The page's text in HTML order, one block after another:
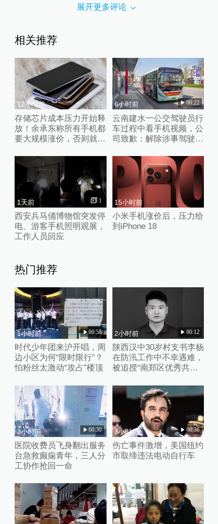
展开更多评论
相关推荐
12小时前
存储芯片成本压力开始释
放！余承东称所有手机都
要大规模涨价，否则就是
6小时前 00:22
云南建水一公交驾驶员行
车过程中看手机视频，公
司致歉：解除涉事驾驶员
1天前 1
西安兵马俑博物馆突发停
电、游客手机照明观展，
工作人员回应
15小时前
小米手机涨价后，压力给
到iPhone 18
热门推荐
1小时前 00:58
时代少年团来沪开唱，周
边小区为何“限时限行”？
怕粉丝太激动“攻占”楼顶
2小时前 00:12
陕西汉中30岁村支书李杨
在防汛工作中不幸遇难，
被追授“南郑区优秀共产
2小时前 00:30
医院收费员飞身翻出服务
台急救癫痫青年，三人分
工协作抢回一命
3小时前 00:36
伤亡事件激增，美国纽约
市取缔违法电动自行车